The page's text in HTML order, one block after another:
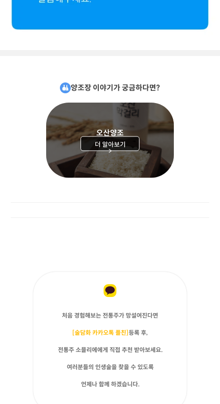
양조장 이야기가 궁금하다면?
오산양조
더 알아보기
>
처음 경험해보는 전통주가 망설여진다면
[술담화 카카오톡 플친]등록 후,
전통주 소믈리에에게 직접 추천 받아보세요.
여러분들의 인생술을 찾을 수 있도록
언제나 함께 하겠습니다.